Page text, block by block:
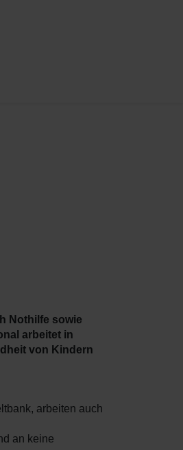
Nothilfe sowie
arbeitet in
von Kindern
arbeiten auch
an keine